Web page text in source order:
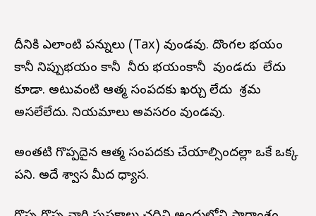
దీనికి ఎలాంటి పన్నులు (Tax) వుండవు. దొంగల భయం
కానీ నిప్పుభయం కానీ నీరు భయంకానీ వుండదు లేదు
కూడా. అటువంటి ఆత్మ సంపదకు ఖర్చు లేదు శ్రమ
అసలేలేదు. నియమాలు అవసరం వుండవు.
అంతటి గొప్పదైన ఆత్మ సంపదకు చేయాల్సిందల్లా ఒకే ఒక్క
పని. అదే శ్వాస మీద ధ్యాస.